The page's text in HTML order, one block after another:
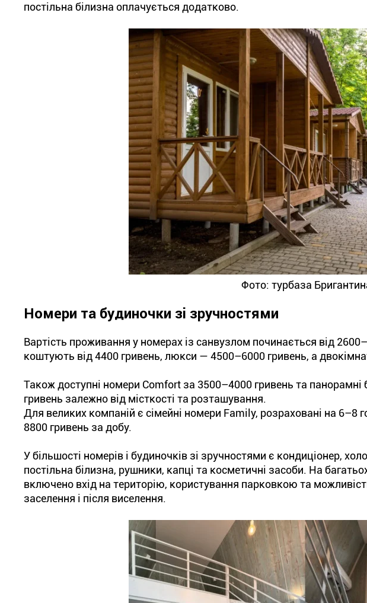
постільна білизна оплачується додатково.
Фото: турбаза
Номери та будиночки зі зручностями
Вартість проживання у номерах із санвузлом починається від
коштують від 4400 гривень, люкси — 4500–6000 гривень, а
Також доступні номери Comfort за 3500–4000 гривень та
гривень залежно від місткості та розташування.
Для великих компаній є сімейні номери Family, розраховані на 6–8
8800 гривень за добу.
У більшості номерів і будиночків зі зручностями є кондиціонер,
постільна білизна, рушники, капці та косметичні засоби. На
включено вхід на територію, користування парковкою та
заселення і після виселення.